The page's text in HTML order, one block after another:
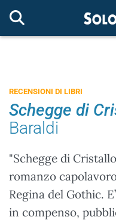
RECENSIONI DI LIBRI
Schegge di
Baraldi
"Schegge di
romanzo
Regina del Gothic.
in compenso,